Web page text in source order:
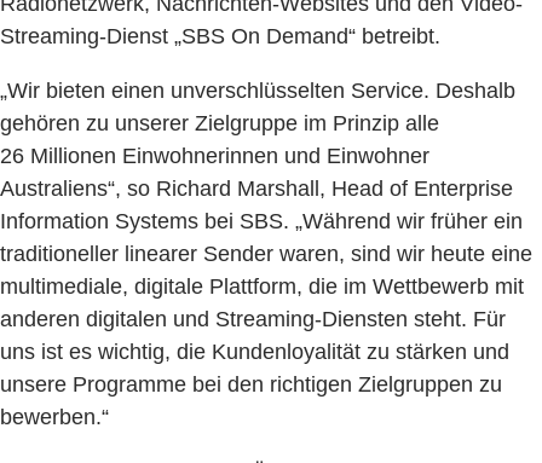
Streaming-Dienst „SBS On Demand“ betreibt.
„Wir bieten einen unverschlüsselten Service. Deshalb
gehören zu unserer Zielgruppe im Prinzip alle
26 Millionen Einwohnerinnen und Einwohner
Australiens“, so Richard Marshall, Head of Enterprise
Information Systems bei SBS. „Während wir früher ein
traditioneller linearer Sender waren, sind wir heute eine
multimediale, digitale Plattform, die im Wettbewerb mit
anderen digitalen und Streaming-Diensten steht. Für
uns ist es wichtig, die Kundenloyalität zu stärken und
unsere Programme bei den richtigen Zielgruppen zu
bewerben.“